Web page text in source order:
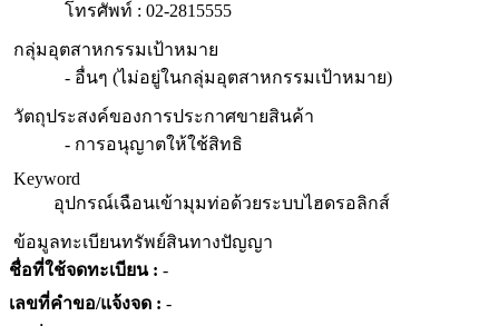
โทรศัพท์ : 02-2815555
กลุ่มอุตสาหกรรมเป้าหมาย
- อื่นๆ (ไม่อยู่ในกลุ่มอุตสาหกรรมเป้าหมาย)
วัตถุประสงค์ของการประกาศขายสินค้า
- การอนุญาตให้ใช้สิทธิ
Keyword
อุปกรณ์เฉือนเข้ามุมท่อด้วยระบบไฮดรอลิกส์
ข้อมูลทะเบียนทรัพย์สินทางปัญญา
ชื่อที่ใช้จดทะเบียน : -
เลขที่คำขอ/แจ้งจด : -